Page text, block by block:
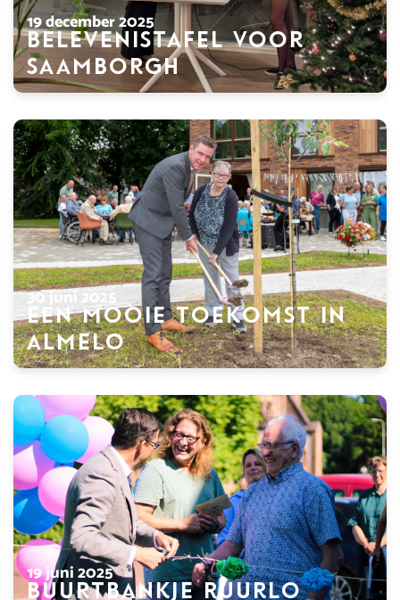
Belevenistafel voor
Saamborgh
19 december 2025
Een mooie toekomst in
Almelo
30 juni 2025
Buurtbankje Ruurlo
19 juni 2025